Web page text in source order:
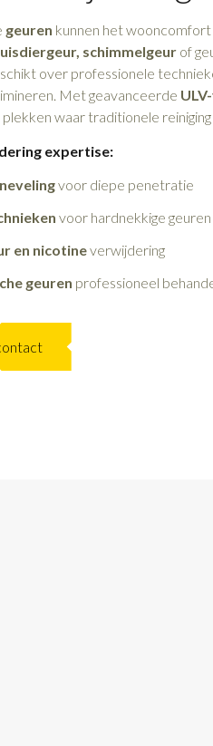
geuren kunnen het
schimmelgeurof
over professionele
Met geavanceerde
waar traditionele
expertise:
voor diepe penetratie
voor hardnekkige geuren
en nicotineverwijdering
geuren professioneel